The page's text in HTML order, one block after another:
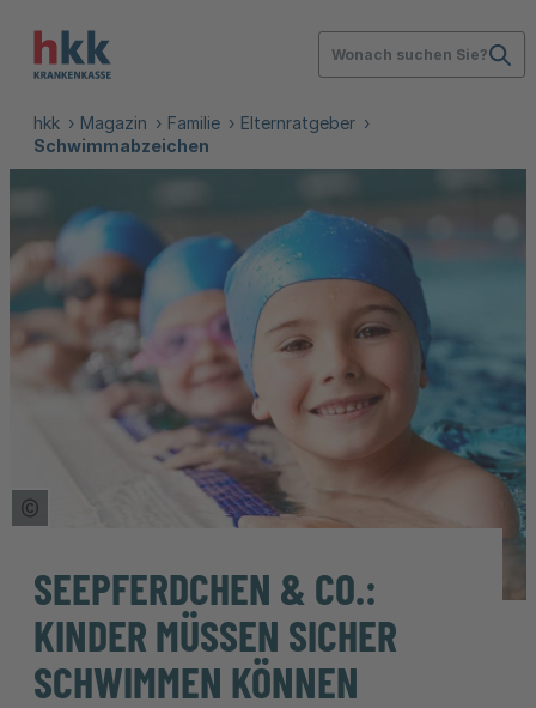
Wonach suchen Sie?
hkk Magazin Familie
Elternratgeber
Schwimmabzeichen
Copyright Tooltip öffnen
SEEPFERDCHEN & CO.:
KINDER MÜSSEN SICHER
SCHWIMMEN KÖNNEN